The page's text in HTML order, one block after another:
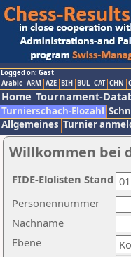
Logged on: Gast
Arabic ARM AZE BIH BUL CAT CHN
Home Tournament-
Turnierschach-Elozahl
Allgemeines Turnier
Willkommen bei
Nachname
Ebene
Personennummer
FIDE-Elolisten Stand